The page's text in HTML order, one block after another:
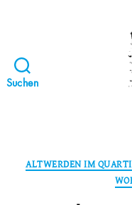
Suchen
ALTWERDEN IM